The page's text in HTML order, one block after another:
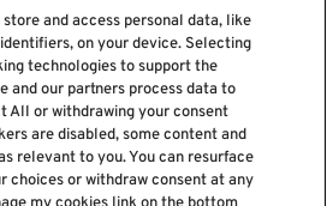
nossa newsletter
store and access personal data, like
on your device. Selecting
technologies to support the
and our partners process data to
All or withdrawing your consent
are disabled, some content and
relevant to you. You can resurface
choices or withdraw consent at any